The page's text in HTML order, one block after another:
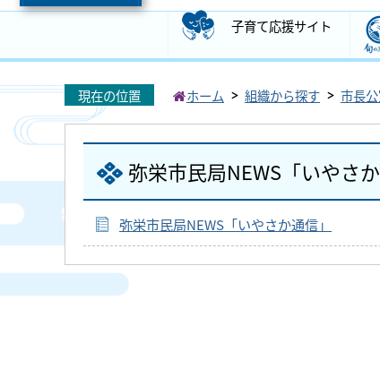
子育て応援サイト
現在の位置 ホーム 組織から探す 市長
弥栄市民局NEWS「いやさか
弥栄市民局NEWS「いやさか通信」